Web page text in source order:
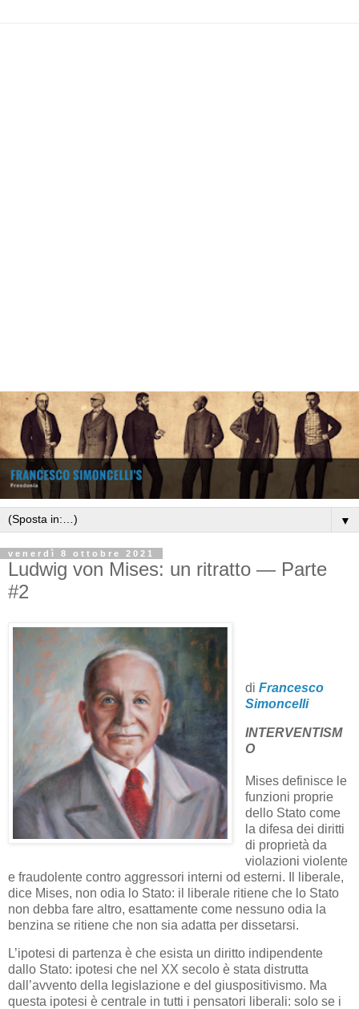
▼
venerdì 8 ottobre 2021
Ludwig von Mises: un ritratto — Parte
#2
di Francesco
Simoncelli
INTERVENTISM
O
Mises definisce le
funzioni proprie
dello Stato come
la difesa dei diritti
di proprietà da
violazioni violente
e fraudolente contro aggressori interni od esterni. Il liberale,
dice Mises, non odia lo Stato: il liberale ritiene che lo Stato
non debba fare altro, esattamente come nessuno odia la
benzina se ritiene che non sia adatta per dissetarsi.
L’ipotesi di partenza è che esista un diritto indipendente
dallo Stato: ipotesi che nel XX secolo è stata distrutta
dall’avvento della legislazione e del giuspositivismo. Ma
questa ipotesi è centrale in tutti i pensatori liberali: solo se i